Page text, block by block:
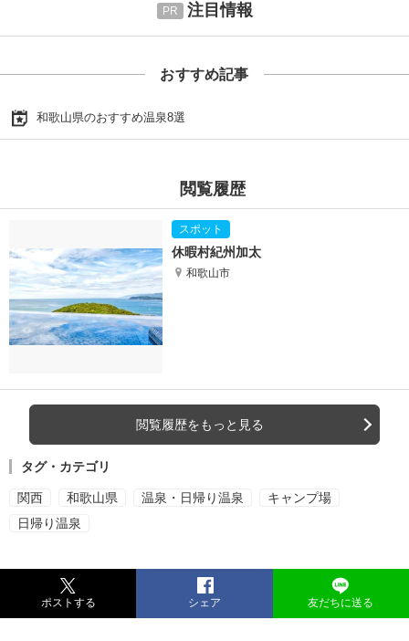
注目情報
おすすめ記事
和歌山県のおすすめ温泉8選
閲覧履歴
休暇村紀州加太
和歌山市
閲覧履歴をもっと見る
タグ・カテゴリ
関西 和歌山県 温泉・日帰り温泉
キャンプ場
日帰り温泉
ポストする シェア 友だちに送る